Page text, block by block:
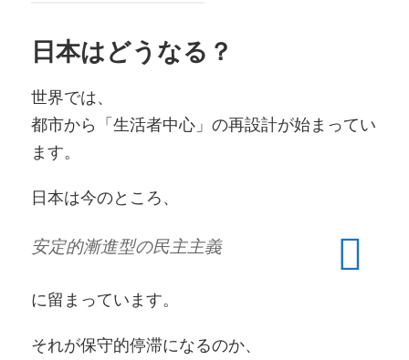
日本はどうなる？
世界では、
都市から「生活者中心」の再設計が始まってい
ます。
日本は今のところ、
安定的漸進型の民主主義
に留まっています。
それが保守的停滞になるのか、